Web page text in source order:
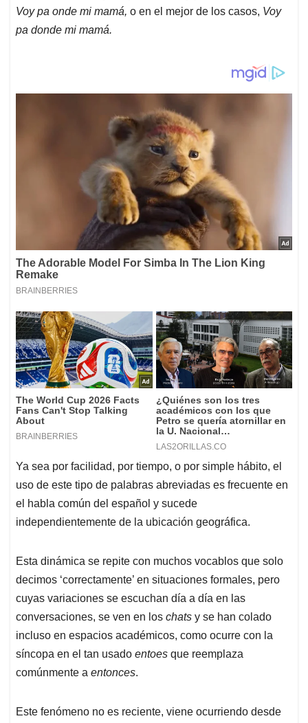
Voy pa onde mi mamá, o en el mejor de los casos, Voy
pa donde mi mamá.
Ya sea por facilidad, por tiempo, o por simple hábito, el
uso de este tipo de palabras abreviadas es frecuente en
el habla común del español y sucede
independientemente de la ubicación geográfica.
Esta dinámica se repite con muchos vocablos que solo
decimos ‘correctamente’ en situaciones formales, pero
cuyas variaciones se escuchan día a día en las
conversaciones, se ven en los chats y se han colado
incluso en espacios académicos, como ocurre con la
síncopa en el tan usado entoes que reemplaza
comúnmente a entonces.
Este fenómeno no es reciente, viene ocurriendo desde